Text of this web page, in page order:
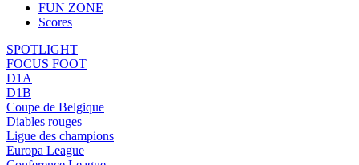
FUN ZONE
Scores
SPOTLIGHT
FOCUS FOOT
D1A
D1B
Coupe de Belgique
Diables rouges
Ligue des champions
Europa League